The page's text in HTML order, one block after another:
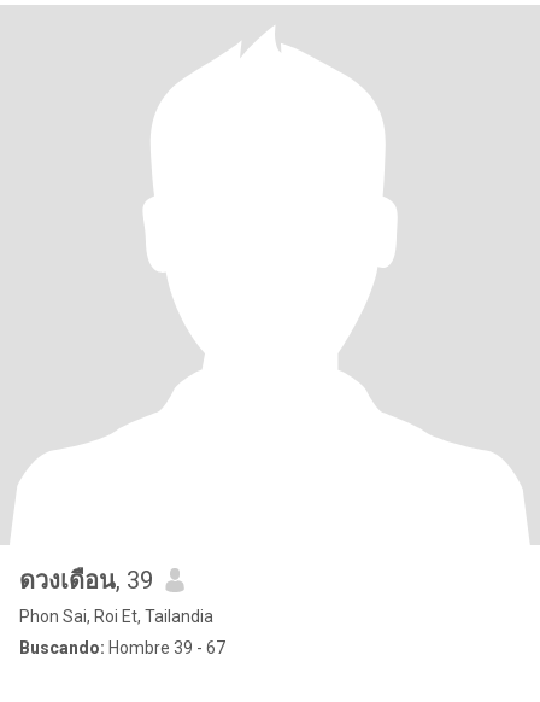
ดวงเดือน, 39
Phon Sai, Roi Et, Tailandia
Buscando: Hombre 39 - 67